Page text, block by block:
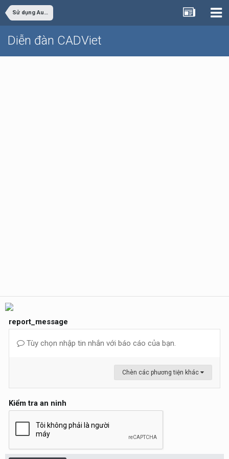
Sử dụng AutoCAD
Diễn đàn CADViet
report_message
Tùy chọn nhập tin nhắn với báo cáo của bạn.
Chèn các phương tiện khác
Kiểm tra an ninh